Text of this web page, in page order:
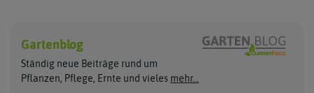
Wilde Sorten
Asiatische Sorten
Jalapenosamen
Habanerosamen
Asien Chilipflanzen
Habaneropflanzen
Jalapenopflanzen
Arche Noah
ASB Greenworld
Culinaris - Saatgut für
De Bolster Bio-Samen
Gartenblog
Ständig neue Beiträge rund um
Pflanzen, Pflege, Ernte und vieles mehr...